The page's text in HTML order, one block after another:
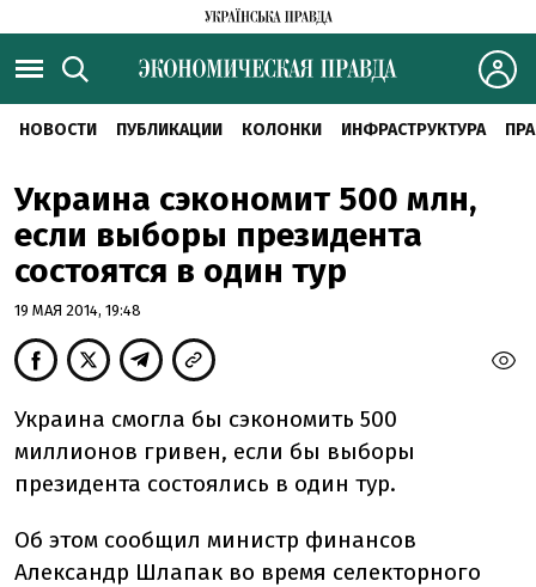
НОВОСТИ ПУБЛИКАЦИИ КОЛОНКИ ИНФРАСТРУКТУРА
Украина сэкономит 500 млн,
если выборы президента
состоятся в один тур
19 МАЯ 2014, 19:48
Украина смогла бы сэкономить 500
миллионов гривен, если бы выборы
президента состоялись в один тур.
Об этом сообщил министр финансов
Александр Шлапак во время селекторного